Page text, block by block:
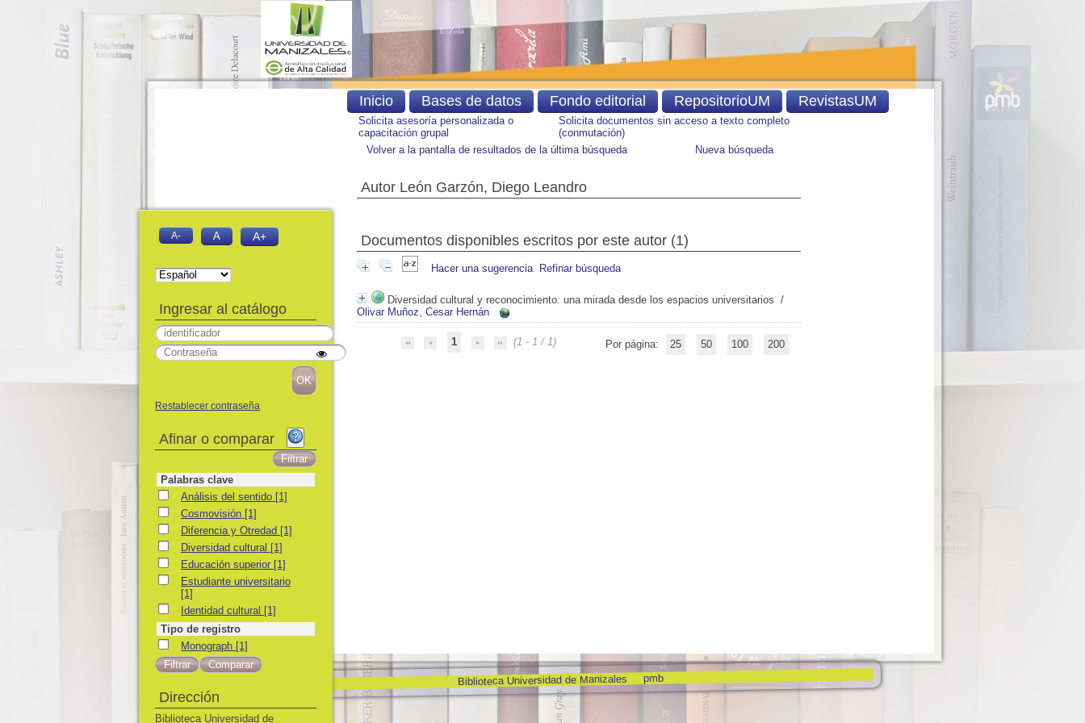
Solicita asesoría personalizada o
capacitación grupal
Solicita documentos sin acceso a texto completo
(conmutación)
Volver a la pantalla de resultados de la última búsqueda
Nueva búsqueda
Autor León Garzón, Diego Leandro
Documentos disponibles escritos por este autor (1)
Hacer una sugerencia Refinar búsqueda
Diversidad cultural y reconocimiento: una mirada desde los espacios universitarios /
Olivar Muñoz, Cesar Hernán
1 (1 - 1 / 1) Por página: 25 50 100 200
Biblioteca Universidad de Manizales pmb
Inicio Bases de datos Fondo editorial RepositorioUM RevistasUM
A- A A+
Ingresar al catálogo
Restablecer contraseña
Afinar o comparar
Palabras clave
Análisis del sentido
Análisis del sentido [1]
Cosmovisión
Cosmovisión [1]
Diferencia y Otredad
Diferencia y Otredad [1]
Diversidad cultural
Diversidad cultural [1]
Educación superior
Educación superior [1]
Estudiante universitario
Estudiante universitario
[1]
Identidad cultural
Identidad cultural [1]
Tipo de registro
Monograph
Monograph [1]
Dirección
Biblioteca Universidad de